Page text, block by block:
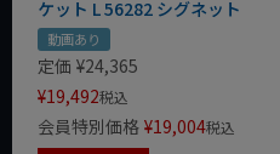
ケット L 56282 シグネット
動画あり
定価 ¥24,365
¥19,492税込
会員特別価格 ¥19,004税込